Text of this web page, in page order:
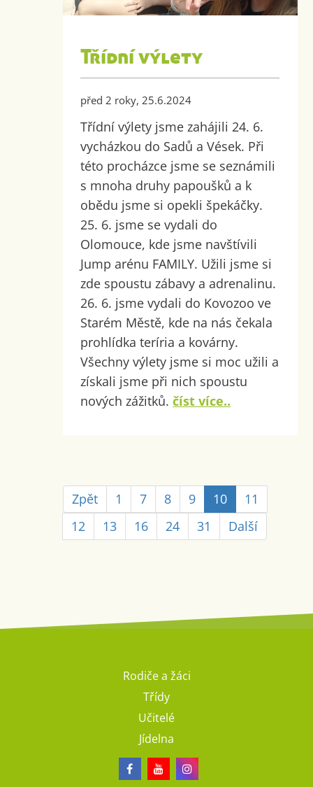
Třídní výlety
před 2 roky, 25.6.2024
Třídní výlety jsme zahájili 24. 6.
vycházkou do Sadů a Vések. Při
této procházce jsme se seznámili
s mnoha druhy papoušků a k
obědu jsme si opekli špekáčky.
25. 6. jsme se vydali do
Olomouce, kde jsme navštívili
Jump arénu FAMILY. Užili jsme si
zde spoustu zábavy a adrenalinu.
26. 6. jsme vydali do Kovozoo ve
Starém Městě, kde na nás čekala
prohlídka teríria a kovárny.
Všechny výlety jsme si moc užili a
získali jsme při nich spoustu
nových zážitků.číst více..
Zpět 1 7 8 9 10
11
12
13 16 24 31 Další
Rodiče a žáci
Třídy
Učitelé
Jídelna